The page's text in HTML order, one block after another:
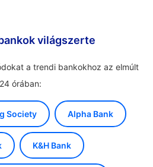
világszerte
a trendi bankokhoz az elmúlt
24 órában:
Society Alpha Bank
K&H Bank